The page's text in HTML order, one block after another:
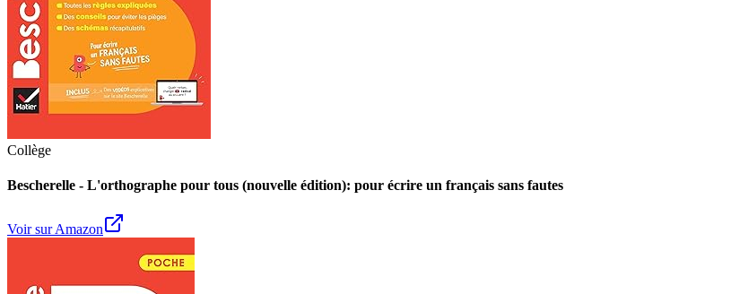
Collège
Bescherelle - L'orthographe pour tous (nouvelle édition): pour écrire un français sans fautes
Voir sur Amazon